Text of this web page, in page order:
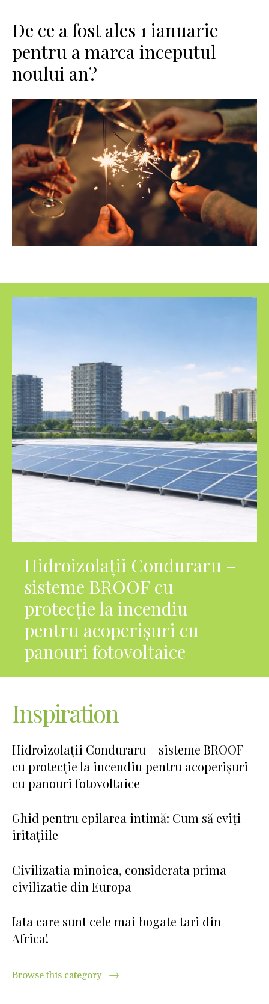
De ce a fost ales 1 ianuarie
pentru a marca inceputul
noului an?
Hidroizolații Conduraru –
sisteme BROOF cu
protecție la incendiu
pentru acoperișuri cu
panouri fotovoltaice
Inspiration
Hidroizolații Conduraru – sisteme BROOF
cu protecție la incendiu pentru acoperișuri
cu panouri fotovoltaice
Ghid pentru epilarea intimă: Cum să eviți
iritațiile
Civilizatia minoica, considerata prima
civilizatie din Europa
Iata care sunt cele mai bogate tari din
Africa!
Browse this category